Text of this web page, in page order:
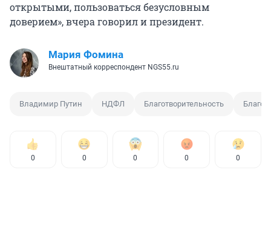
открытыми, пользоваться безусловным
доверием», вчера говорил и президент.
Мария Фомина
Внештатный корреспондент NGS55.ru
Владимир Путин НДФЛ Благотворительность
0 0 0 0 0